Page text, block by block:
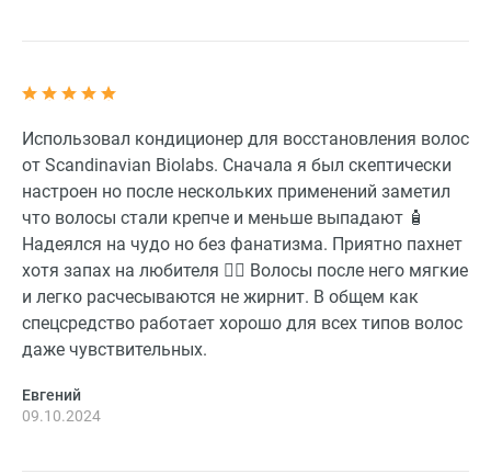
Использовал кондиционер для восстановления волос
от Scandinavian Biolabs. Сначала я был скептически
настроен но после нескольких применений заметил
что волосы стали крепче и меньше выпадают 🧴
Надеялся на чудо но без фанатизма. Приятно пахнет
хотя запах на любителя 💆‍♂️ Волосы после него мягкие
и легко расчесываются не жирнит. В общем как
спецсредство работает хорошо для всех типов волос
даже чувствительных.
Евгений
09.10.2024